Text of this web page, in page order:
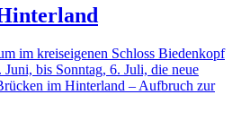
im kreiseigenen Schloss Biedenkopf
bis Sonntag, 6. Juli, die neue
im Hinterland – Aufbruch zur